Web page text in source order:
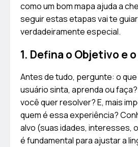
como um bom mapa ajuda a
seguir estas etapas vai te
verdadeiramente especial.
1. Defina o Objetivo e
Antes de tudo, pergunte: o
usuário sinta, aprenda ou
você quer resolver? E, mais
quem é essa experiência?
alvo (suas idades, interesses,
é fundamental para ajustar a